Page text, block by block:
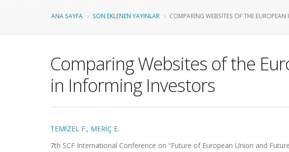
ANA SAYFA SON EKLENEN YAYINLAR COMPARING WEBSITES OF THE
Comparing Websites of the
in Informing Investors
TEMİZEL F., MERİÇ E.
7th SCF International Conference on “Future of European Union and